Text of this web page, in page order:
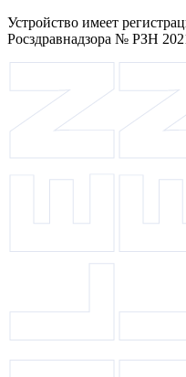
Устройство имеет
Росздравнадзора № РЗН